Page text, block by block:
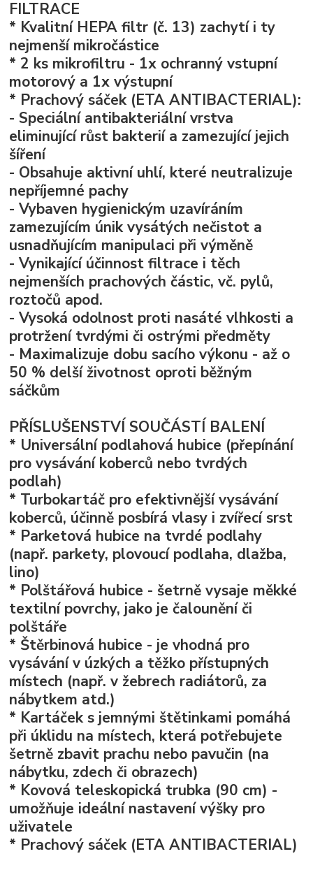
FILTRACE
* Kvalitní HEPA filtr (č. 13) zachytí i ty
nejmenší mikročástice
* 2 ks mikrofiltru - 1x ochranný vstupní
motorový a 1x výstupní
* Prachový sáček (ETA ANTIBACTERIAL):
- Speciální antibakteriální vrstva
eliminující růst bakterií a zamezující jejich
šíření
- Obsahuje aktivní uhlí, které neutralizuje
nepříjemné pachy
- Vybaven hygienickým uzavíráním
zamezujícím únik vysátých nečistot a
usnadňujícím manipulaci při výměně
- Vynikající účinnost filtrace i těch
nejmenších prachových částic, vč. pylů,
roztočů apod.
- Vysoká odolnost proti nasáté vlhkosti a
protržení tvrdými či ostrými předměty
- Maximalizuje dobu sacího výkonu - až o
50 % delší životnost oproti běžným
sáčkům
PŘÍSLUŠENSTVÍ SOUČÁSTÍ BALENÍ
* Universální podlahová hubice (přepínání
pro vysávání koberců nebo tvrdých
podlah)
* Turbokartáč pro efektivnější vysávání
koberců, účinně posbírá vlasy i zvířecí srst
* Parketová hubice na tvrdé podlahy
(např. parkety, plovoucí podlaha, dlažba,
lino)
* Polštářová hubice - šetrně vysaje měkké
textilní povrchy, jako je čalounění či
polštáře
* Štěrbinová hubice - je vhodná pro
vysávání v úzkých a těžko přístupných
místech (např. v žebrech radiátorů, za
nábytkem atd.)
* Kartáček s jemnými štětinkami pomáhá
při úklidu na místech, která potřebujete
šetrně zbavit prachu nebo pavučin (na
nábytku, zdech či obrazech)
* Kovová teleskopická trubka (90 cm) -
umožňuje ideální nastavení výšky pro
uživatele
* Prachový sáček (ETA ANTIBACTERIAL)